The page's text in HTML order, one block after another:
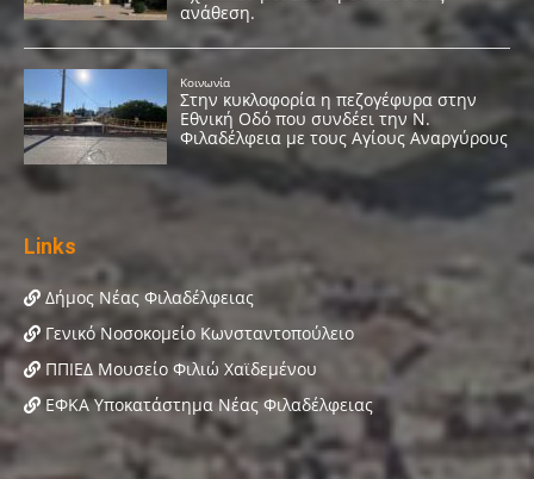
Links
Δήμος Νέας Φιλαδέλφειας
Γενικό Νοσοκομείο Κωνσταντοπούλειο
ΠΠΙΕΔ Μουσείο Φιλιώ Χαϊδεμένου
ΕΦΚΑ Υποκατάστημα Νέας Φιλαδέλφειας